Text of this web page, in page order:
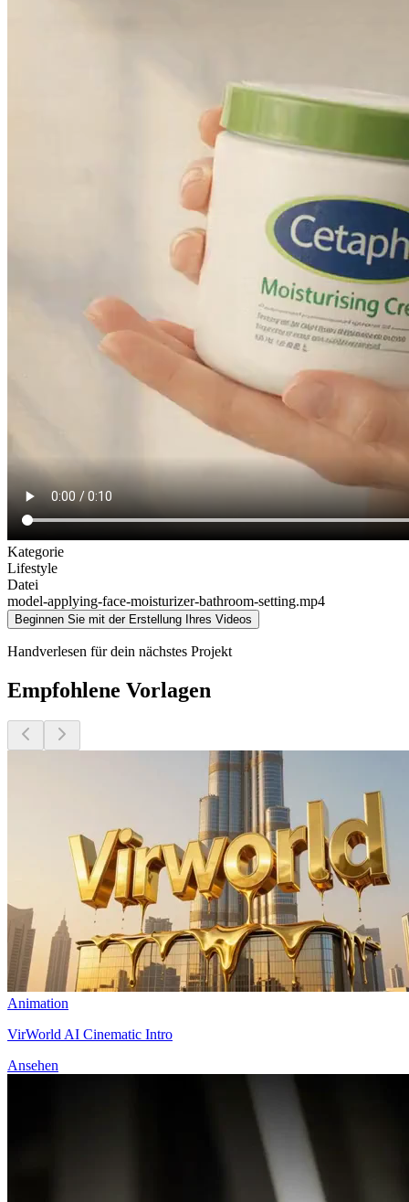
Kategorie
Lifestyle
Datei
model-applying-face-moisturizer-bathroom-setting.mp4
Beginnen Sie mit der Erstellung Ihres Videos
Handverlesen für dein nächstes Projekt
Empfohlene Vorlagen
Animation
VirWorld AI Cinematic Intro
Ansehen